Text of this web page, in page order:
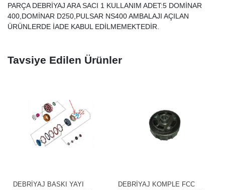
PARÇA DEBRİYAJ ARA SACI 1 KULLANIM ADET:5 DOMİNAR
400,DOMİNAR D250,PULSAR NS400 AMBALAJI AÇILAN
ÜRÜNLERDE İADE KABUL EDİLMEMEKTEDİR.
Tavsiye Edilen Ürünler
DEBRİYAJ BASKI YAYI
DEBRİYAJ KOMPLE FCC